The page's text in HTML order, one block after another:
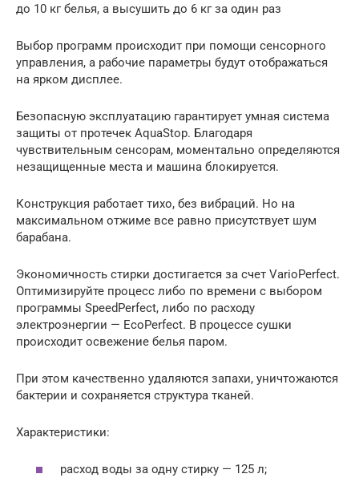
до 10 кг белья, а высушить до 6 кг за один раз
Выбор программ происходит при помощи сенсорного
управления, а рабочие параметры будут отображаться
на ярком дисплее.
Безопасную эксплуатацию гарантирует умная система
защиты от протечек AquaStop. Благодаря
чувствительным сенсорам, моментально определяются
незащищенные места и машина блокируется.
Конструкция работает тихо, без вибраций. Но на
максимальном отжиме все равно присутствует шум
барабана.
Экономичность стирки достигается за счет VarioPerfect.
Оптимизируйте процесс либо по времени с выбором
программы SpeedPerfect, либо по расходу
электроэнергии — EcoPerfect. В процессе сушки
происходит освежение белья паром.
При этом качественно удаляются запахи, уничтожаются
бактерии и сохраняется структура тканей.
Характеристики:
расход воды за одну стирку — 125 л;